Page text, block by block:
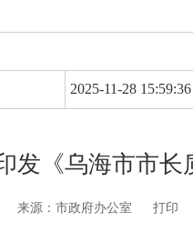
2025-11-28 15:59:36
发《乌海市市长
来源：市政府办公室 打印